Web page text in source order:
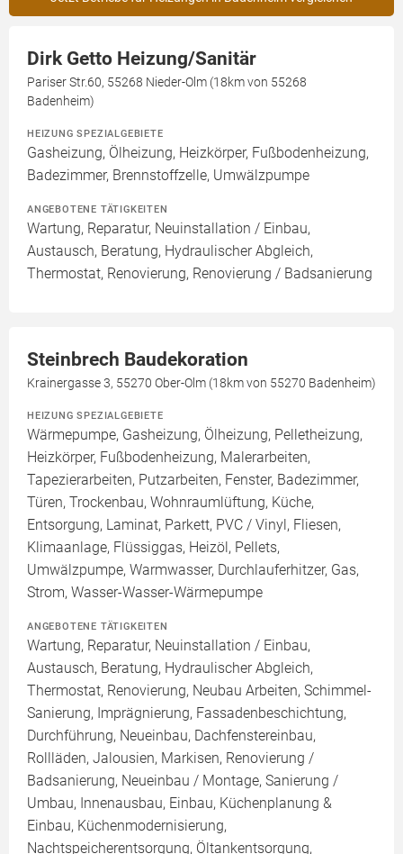
Dirk Getto Heizung/Sanitär
Pariser Str.60, 55268 Nieder-Olm (18km von 55268
Badenheim)
HEIZUNG SPEZIALGEBIETE
Gasheizung, Ölheizung, Heizkörper, Fußbodenheizung,
Badezimmer, Brennstoffzelle, Umwälzpumpe
ANGEBOTENE TÄTIGKEITEN
Wartung, Reparatur, Neuinstallation / Einbau,
Austausch, Beratung, Hydraulischer Abgleich,
Thermostat, Renovierung, Renovierung / Badsanierung
Steinbrech Baudekoration
Krainergasse 3, 55270 Ober-Olm (18km von 55270 Badenheim)
HEIZUNG SPEZIALGEBIETE
Wärmepumpe, Gasheizung, Ölheizung, Pelletheizung,
Heizkörper, Fußbodenheizung, Malerarbeiten,
Tapezierarbeiten, Putzarbeiten, Fenster, Badezimmer,
Türen, Trockenbau, Wohnraumlüftung, Küche,
Entsorgung, Laminat, Parkett, PVC / Vinyl, Fliesen,
Klimaanlage, Flüssiggas, Heizöl, Pellets,
Umwälzpumpe, Warmwasser, Durchlauferhitzer, Gas,
Strom, Wasser-Wasser-Wärmepumpe
ANGEBOTENE TÄTIGKEITEN
Wartung, Reparatur, Neuinstallation / Einbau,
Austausch, Beratung, Hydraulischer Abgleich,
Thermostat, Renovierung, Neubau Arbeiten, Schimmel-
Sanierung, Imprägnierung, Fassadenbeschichtung,
Durchführung, Neueinbau, Dachfenstereinbau,
Rollläden, Jalousien, Markisen, Renovierung /
Badsanierung, Neueinbau / Montage, Sanierung /
Umbau, Innenausbau, Einbau, Küchenplanung &
Einbau, Küchenmodernisierung,
Nachtspeicherentsorgung, Öltankentsorgung,